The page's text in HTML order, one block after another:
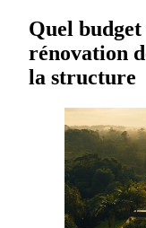
Quel
rénovation
la structure